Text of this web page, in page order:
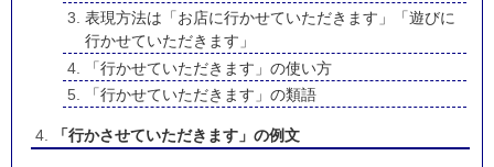
表現方法は「お店に行かせていただきます」「遊びに
行かせていただきます」
「行かせていただきます」の使い方
「行かせていただきます」の類語
「行かさせていただきます」の例文